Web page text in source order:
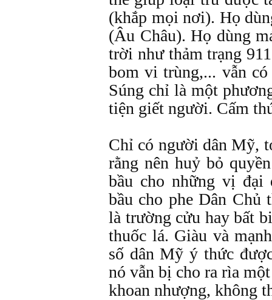
(khắp mọi nơi). Họ
(Âu Châu). Họ dùng
trời như thảm trạng
bom vi trùng,... vẫn
Súng chỉ là một
tiện giết người. Cấm
Chỉ có người dân Mỹ,
rằng nên huỷ bỏ
bầu cho những vị đại
bầu cho phe Dân Chủ
là trường cửu hay bất
thuốc lá. Giàu và
số dân Mỹ ý thức
nó vẫn bị cho ra rìa
khoan nhượng, không